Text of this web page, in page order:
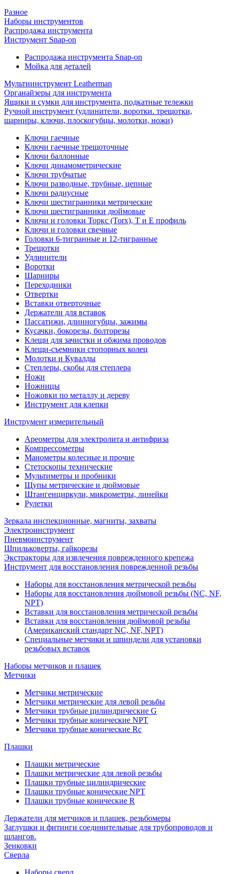
Разное
Наборы инструментов
Распродажа инструмента
Инструмент Snap-on
Распродажа инструмента Snap-on
Мойка для деталей
Мультиинструмент Leatherman
Органайзеры для инструмента
Ящики и сумки для инструмента, подкатные тележки
Ручной инструмент (удлинители, воротки. трещотки,
шарниры, ключи, плоскогубцы, молотки, ножи)
Ключи гаечные
Ключи гаечные трещоточные
Ключи баллонные
Ключи динамометрические
Ключи трубчатые
Ключи разводные, трубные, цепные
Ключи радиусные
Ключи шестигранники метрические
Ключи шестигранники дюймовые
Ключи и головки Торкс (Torx), Т и Е профиль
Ключи и головки свечные
Головки 6-тигранные и 12-тигранные
Трещотки
Удлинители
Воротки
Шарниры
Переходники
Отвертки
Вставки отверточные
Держатели для вставок
Пассатижи, длинногубцы, зажимы
Кусачки, бокорезы, болторезы
Клещи для зачистки и обжима проводов
Клещи-съемники стопорных колец
Молотки и Кувалды
Степлеры, скобы для степлера
Ножи
Ножницы
Ножовки по металлу и дереву
Инструмент для клепки
Инструмент измерительный
Ареометры для электролита и антифриза
Компрессометры
Манометры колесные и прочие
Стетоскопы технические
Мультиметры и пробники
Щупы метрические и дюймовые
Штангенциркули, микрометры, линейки
Рулетки
Зеркала инспекционные, магниты, захваты
Электроинструмент
Пневмоинструмент
Шпильковерты, гайкорезы
Экстракторы для извлечения поврежденного крепежа
Инструмент для восстановления поврежденной резьбы
Наборы для восстановления метрической резьбы
Наборы для восстановления дюймовой резьбы (NC, NF,
NPT)
Вставки для восстановления метрической резьбы
Вставки для восстановления дюймовой резьбы
(Американский стандарт NC, NF, NPT)
Специальные метчики и шпиндели для установки
резьбовых вставок
Наборы метчиков и плашек
Метчики
Метчики метрические
Метчики метрические для левой резьбы
Метчики трубные цилиндрические G
Метчики трубные конические NPT
Метчики трубные конические Rc
Плашки
Плашки метрические
Плашки метрические для левой резьбы
Плашки трубные цилиндрические
Плашки трубные конические NPT
Плашки трубные конические R
Держатели для метчиков и плашек, резьбомеры
Заглушки и фитинги соединительные для трубопроводов и
шлангов.
Зенковки
Сверла